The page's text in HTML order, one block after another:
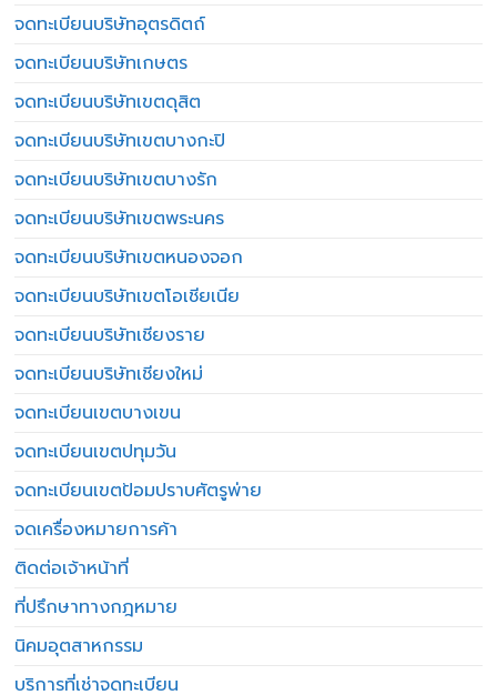
จดทะเบียนบริษัทอุตรดิตถ์
จดทะเบียนบริษัทเกษตร
จดทะเบียนบริษัทเขตดุสิต
จดทะเบียนบริษัทเขตบางกะปิ
จดทะเบียนบริษัทเขตบางรัก
จดทะเบียนบริษัทเขตพระนคร
จดทะเบียนบริษัทเขตหนองจอก
จดทะเบียนบริษัทเขตโอเชียเนีย
จดทะเบียนบริษัทเชียงราย
จดทะเบียนบริษัทเชียงใหม่
จดทะเบียนเขตบางเขน
จดทะเบียนเขตปทุมวัน
จดทะเบียนเขตป้อมปราบศัตรูพ่าย
จดเครื่องหมายการค้า
ติดต่อเจ้าหน้าที่
ที่ปรึกษาทางกฎหมาย
นิคมอุตสาหกรรม
บริการที่เช่าจดทะเบียน